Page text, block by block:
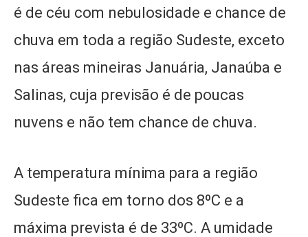
é de céu com nebulosidade e chance de
chuva em toda a região Sudeste, exceto
nas áreas mineiras Januária, Janaúba e
Salinas, cuja previsão é de poucas
nuvens e não tem chance de chuva.
A temperatura mínima para a região
Sudeste fica em torno dos 8ºC e a
máxima prevista é de 33ºC. A umidade